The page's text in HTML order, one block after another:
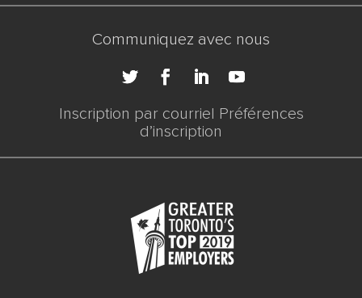
Communiquez avec nous
Inscription par courriel Préférences
d’inscription